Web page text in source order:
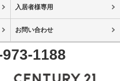
入居者様専用
お問い合わせ
1188